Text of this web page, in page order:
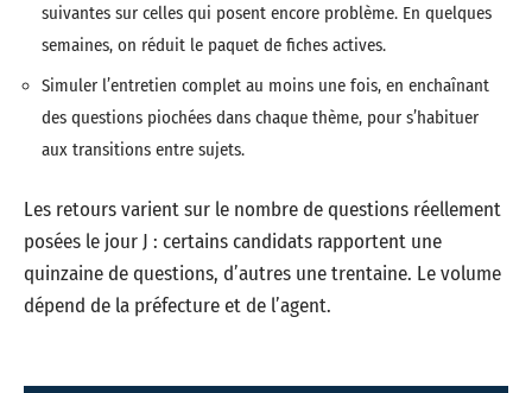
suivantes sur celles qui posent encore problème. En quelques
semaines, on réduit le paquet de fiches actives.
Simuler l’entretien complet au moins une fois, en enchaînant
des questions piochées dans chaque thème, pour s’habituer
aux transitions entre sujets.
Les retours varient sur le nombre de questions réellement
posées le jour J : certains candidats rapportent une
quinzaine de questions, d’autres une trentaine. Le volume
dépend de la préfecture et de l’agent.